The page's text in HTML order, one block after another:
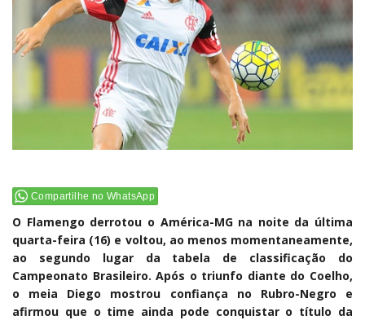
Compartilhe no WhatsApp
O Flamengo derrotou o América-MG na noite da última
quarta-feira (16) e voltou, ao menos momentaneamente,
ao segundo lugar da tabela de classificação do
Campeonato Brasileiro. Após o triunfo diante do Coelho,
o meia Diego mostrou confiança no Rubro-Negro e
afirmou que o time ainda pode conquistar o título da